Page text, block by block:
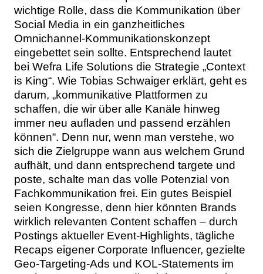
wichtige Rolle, dass die Kommunikation über
Social Media in ein ganzheitliches
Omnichannel-Kommunikationskonzept
eingebettet sein sollte. Entsprechend lautet
bei Wefra Life Solutions die Strategie „Context
is King“. Wie Tobias Schwaiger erklärt, geht es
darum, „kommunikative Plattformen zu
schaffen, die wir über alle Kanäle hinweg
immer neu aufladen und passend erzählen
können“. Denn nur, wenn man verstehe, wo
sich die Zielgruppe wann aus welchem Grund
aufhält, und dann entsprechend targete und
poste, schalte man das volle Potenzial von
Fachkommunikation frei. Ein gutes Beispiel
seien Kongresse, denn hier könnten Brands
wirklich relevanten Content schaffen – durch
Postings aktueller Event-Highlights, tägliche
Recaps eigener Corporate Influencer, gezielte
Geo-Targeting-Ads und KOL-Statements im